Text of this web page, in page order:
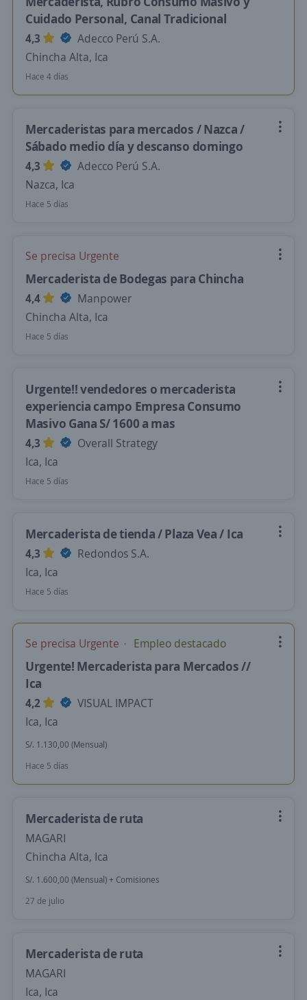
Cuidado Personal, Canal Tradicional
4,3
Adecco Perú S.A.
Chincha Alta, Ica
Hace 4 días
Mercaderistas para mercados / Nazca /
Sábado medio día y descanso domingo
4,3
Adecco Perú S.A.
Nazca, Ica
Hace 5 días
Se precisa Urgente
Mercaderista de Bodegas para Chincha
4,4
Manpower
Chincha Alta, Ica
Hace 5 días
Urgente!! vendedores o mercaderista
experiencia campo Empresa Consumo
Masivo Gana S/ 1600 a mas
4,3
Overall Strategy
Ica, Ica
Hace 5 días
Mercaderista de tienda / Plaza Vea / Ica
4,3
Redondos S.A.
Ica, Ica
Hace 5 días
Se precisa Urgente Empleo destacado
Urgente! Mercaderista para Mercados //
Ica
4,2
VISUAL IMPACT
Ica, Ica
S/. 1.130,00 (Mensual)
Hace 5 días
Mercaderista de ruta
MAGARI
Chincha Alta, Ica
S/. 1.600,00 (Mensual) + Comisiones
27 de julio
Mercaderista de ruta
MAGARI
Ica, Ica